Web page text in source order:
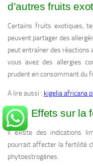
d’autres fruits
Certains fruits exotiques,
peuvent partager des
peut entraîner des réactions
vous avez des allergies
prudent en consommant du
A lire aussi : kigelia africana
24 – Effets sur la
Il existe des indications
pourrait affecter la fertilité
phytoestrogènes.